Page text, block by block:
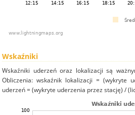
Wskaźniki
Wskaźniki uderzeń oraz lokalizacji są
Obliczenia: wskaźnik lokalizacji = (wykryte
uderzeń = (wykryte uderzenia przez stację) /